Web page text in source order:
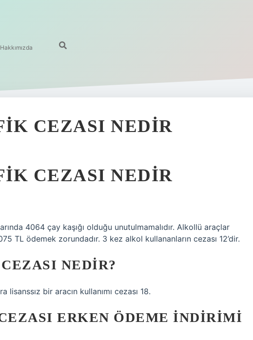
Hakkımızda
CEZASI NEDIR
CEZASI NEDIR
4064 çay kaşığı olduğu unutulmamalıdır. Alkollü araçlar
TL ödemek zorundadır. 3 kez alkol kullananların cezası 12’dir.
NEDIR?
bir aracın kullanımı cezası 18.
ERKEN ÖDEME INDIRIMI